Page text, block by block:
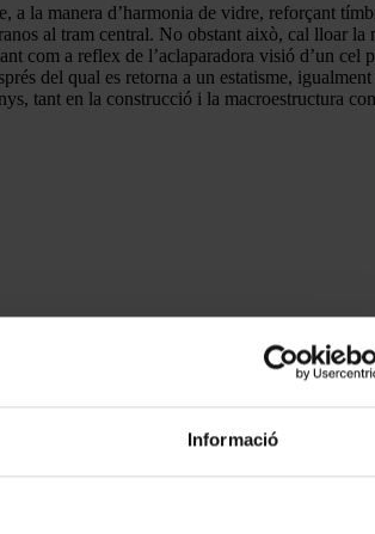
Informació
la manera d’harmonia de vidre, reforçant
al tram central. No obstant això, cal lloar la
com a reflex de l’aclaparadora visió d’un cel
del qual es retorna a un estatisme,
tant en la construcció i la macroestructura